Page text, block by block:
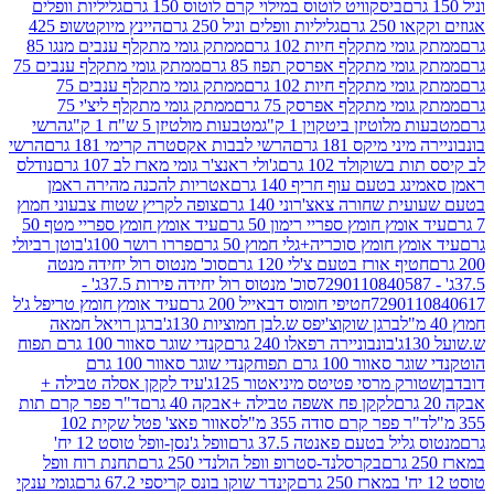
ביסקוויט לוטוס במילוי קרם לוטוס 150 גרם
גליליות וופלים
גרם
גליליות וופלים וניל 250 גרם
היינץ מיוקטשופ 425
מתקלף חיות 102 גרם
ממתק גומי מתקלף ענבים מנגו 85
מתקלף אפרסק תפוז 85 גרם
ממתק גומי מתקלף ענבים 75
מתקלף חיות 102 גרם
ממתק גומי מתקלף ענבים 75
מתקלף אפרסק 75 גרם
ממתק גומי מתקלף ליצ'י 75
ביטקוין 1 ק"ג
מטבעות מולטיזן 5 ש"ח 1 ק"ג
הרשי
מיקס 181 גרם
הרשי לבבות אקסטרה קרימי 181 גרם
הרשי
102 גרם
ג'ולי ראנצ'ר גומי מארז לב 107 גרם
נודלס
עוף חריף 140 גרם
אטריות להכנה מהירה ראמן
שחורה צאצ'רוני 140 גרם
צופה לקריץ שטוח צבעוני חמוץ
חומץ ספריי רימון 50 גרם
עיד אומץ חומץ ספריי מטף 50
חומץ סוכריה+גלי חמוץ 50 גרם
פררו רושר 100ג'
בוטן רביולי
אורז בטעם צ'לי 120 גרם
סוכ' מנטוס רול יחידה מנטה
סוכ' מנטוס רול יחידה פירות 37.5ג' -
חטיפי חומוס דבאייל 200 גרם
עיד אומץ חומץ טריפל ג'ל
ברגן שוקוצ'יפס ש.לבן חמוציות 130ג'
ברגן רויאל חמאה
בונבוניירה רפאלו 240 גרם
קנדי שוגר סאוור 100 גרם תפוח
100 גרם תפוח
קנדי שוגר סאוור 100 גרם
מרסי פטיטס מיניאטור 125ג'
עיד לקקן אסלה טבילה +
לקקן פח אשפה טבילה +אבקה 40 גרם
ד"ר פפר קרם תות
פפר קרם סודה 355 מ"ל
סאוור פאצ' פטל שקית 102
בטעם פאנטה 37.5 גרם
וופל ג'נסן-וופל טוסט 12 יח'
בקרסלנד-סטרופ וופל הולנדי 250 גרם
תחנת רוח וופל
קינדר שוקו בונס קריספי 67.2 גרם
גומי ענקי